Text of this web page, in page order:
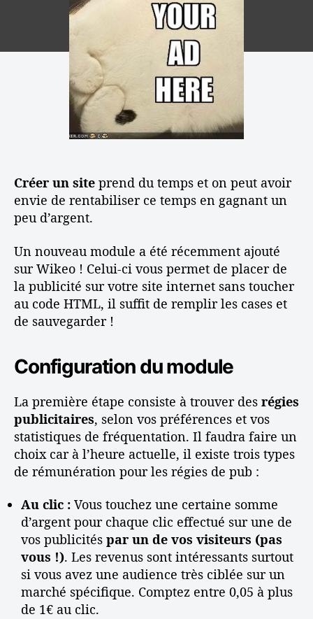
n
e
t
e
c
i
k
:
A
u
c
e
s
e
n
e
i
l
s
e
l
r
t
i
c
l
’
a
i
c
l
f
f
l
a
b
i
t
é
s
u
o
n
i
t
e
Créer un site prend du temps et on peut avoir
envie de rentabiliser ce temps en gagnant un
peu d’argent.
Un nouveau module a été récemment ajouté
sur Wikeo ! Celui-ci vous permet de placer de
la publicité sur votre site internet sans toucher
au code HTML, il suffit de remplir les cases et
de sauvegarder !
Configuration du module
La première étape consiste à trouver des régies
publicitaires, selon vos préférences et vos
statistiques de fréquentation. Il faudra faire un
choix car à l’heure actuelle, il existe trois types
de rémunération pour les régies de pub :
Au clic : Vous touchez une certaine somme
d’argent pour chaque clic effectué sur une de
vos publicités par un de vos visiteurs (pas
vous !). Les revenus sont intéressants surtout
si vous avez une audience très ciblée sur un
marché spécifique. Comptez entre 0,05 à plus
de 1€ au clic.